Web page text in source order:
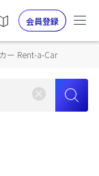
会員登録
ー Rent-a-Car